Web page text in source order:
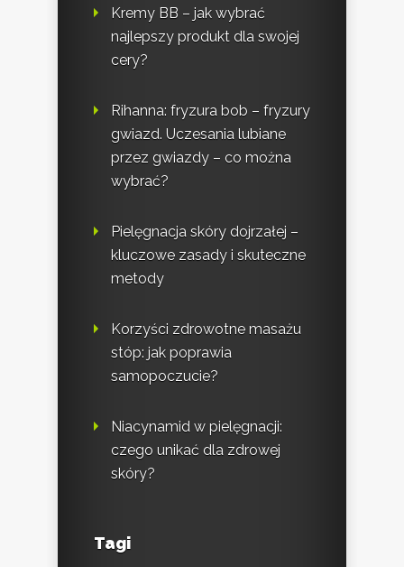
Kremy BB – jak wybrać
najlepszy produkt dla swojej
cery?
Rihanna: fryzura bob – fryzury
gwiazd. Uczesania lubiane
przez gwiazdy – co można
wybrać?
Pielęgnacja skóry dojrzałej –
kluczowe zasady i skuteczne
metody
Korzyści zdrowotne masażu
stóp: jak poprawia
samopoczucie?
Niacynamid w pielęgnacji:
czego unikać dla zdrowej
skóry?
Tagi